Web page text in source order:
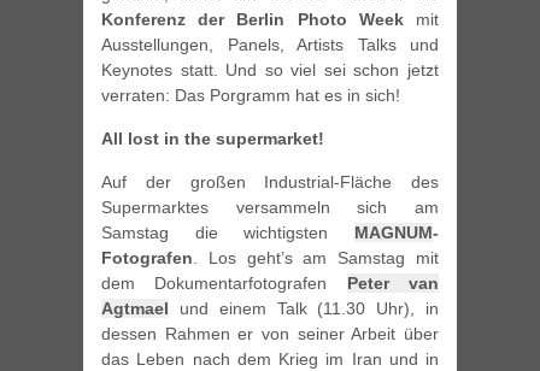
Konferenz der Berlin Photo Weekmit
Ausstellungen, Panels, Artists Talks und
Keynotes statt. Und so viel sei schon jetzt
verraten: Das Porgramm hat es in sich!
All lost in the supermarket!
Auf der großen Industrial-Fläche des
Supermarktes versammeln sich am
Samstag die wichtigsten MAGNUM-
Fotografen. Los geht’s am Samstag mit
dem Dokumentarfotografen Peter van
Agtmael und einem Talk (11.30 Uhr), in
dessen Rahmen er von seiner Arbeit über
das Leben nach dem Krieg im Iran und in